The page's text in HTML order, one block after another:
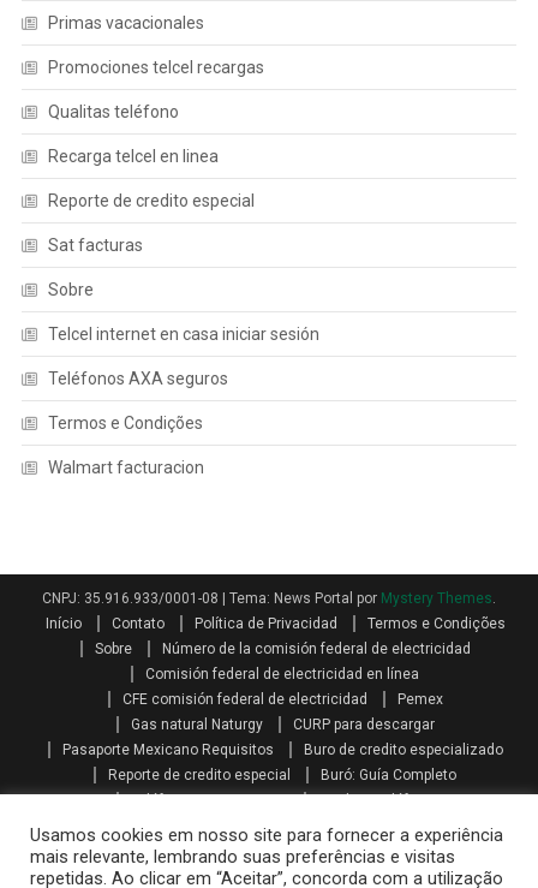
Primas vacacionales
Promociones telcel recargas
Qualitas teléfono
Recarga telcel en linea
Reporte de credito especial
Sat facturas
Sobre
Telcel internet en casa iniciar sesión
Teléfonos AXA seguros
Termos e Condições
Walmart facturacion
CNPJ: 35.916.933/0001-08 Tema: News Portal por Mystery Themes.
Início
Contato Política de Privacidad
Termos e Condições
Sobre
Número de la comisión federal de electricidad
Comisión federal de electricidad en línea
CFE comisión federal de electricidad
Pemex
Gas natural Naturgy
CURP para descargar
Pasaporte Mexicano Requisitos
Buro de credito especializado
Reporte de credito especial
Buró: Guía Completo
Como se calcula el aguinaldo
Aguinaldo por Ley
Aguinaldo
Como se calcula la prima vacacional
Primas vacacionales
Promociones telcel recargas
Paquetes amigo sin limite
Usamos cookies em nosso site para fornecer a experiência
mais relevante, lembrando suas preferências e visitas
repetidas. Ao clicar em “Aceitar”, concorda com a utilização